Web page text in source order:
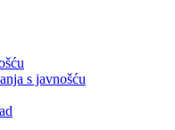
s javnošću